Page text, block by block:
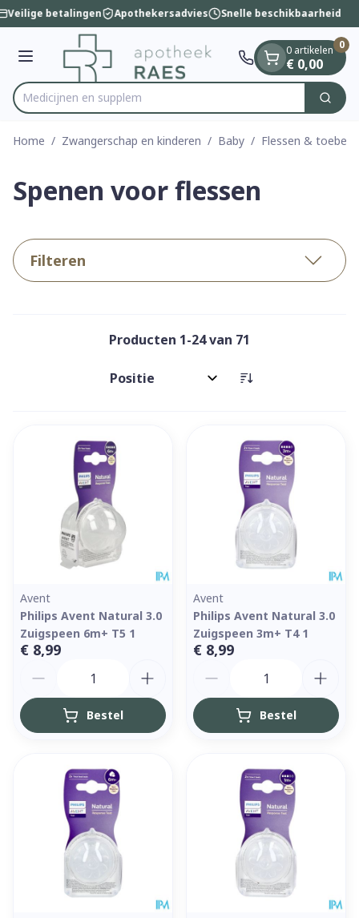
Ga naar de inhoud
1 van 1
Veilige betalingen Apothekersadvies Snelle beschikbaarheid
Menu
Product, merk, categorie...
M Zoek
0 artikelen
€ 0,00
0
Home / Zwangerschap en kinderen / Baby / Flessen &
Spenen voor flessen
Filteren
Producten 1-24van 71
Sorteer op:
Avent
Philips Avent Natural 3.0
Zuigspeen 6m+ T5 1
€ 8,99
Bestel
Avent
Philips Avent Natural 3.0
Zuigspeen 3m+ T4 1
€ 8,99
Bestel